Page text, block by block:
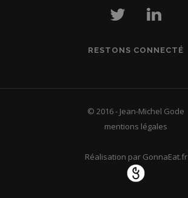
RESTONS CONNECTÉ
© 2016 - Jean-Michel Gode
mentions légales
Réalisation par GonnaEat.fr